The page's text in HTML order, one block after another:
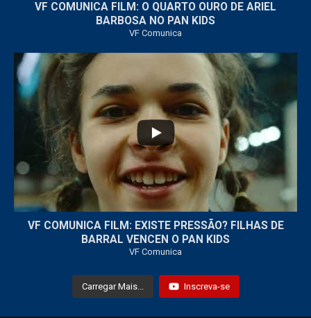
VF COMUNICA FILM: O QUARTO OURO DE ARIEL
BARBOSA NO PAN KIDS
VF Comunica
...
32
VF COMUNICA FILM: EXISTE PRESSÃO? FILHAS DE
BARRAL VENCEN O PAN KIDS
VF Comunica
Carregar Mais... Inscreva-se